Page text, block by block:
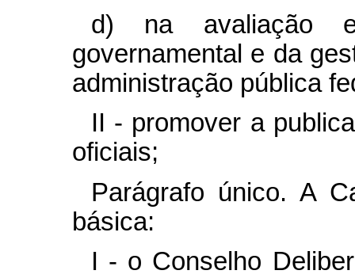
d) na avaliação
governamental e da
administração pública
II - promover a
oficiais;
Parágrafo único. A
básica:
I - o Conselho